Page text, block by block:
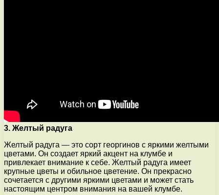
3. Желтый радуга
Желтый радуга — это сорт георгинов с яркими желтыми
цветами. Он создает яркий акцент на клумбе и
привлекает внимание к себе. Желтый радуга имеет
крупные цветы и обильное цветение. Он прекрасно
сочетается с другими яркими цветами и может стать
настоящим центром внимания на вашей клумбе.